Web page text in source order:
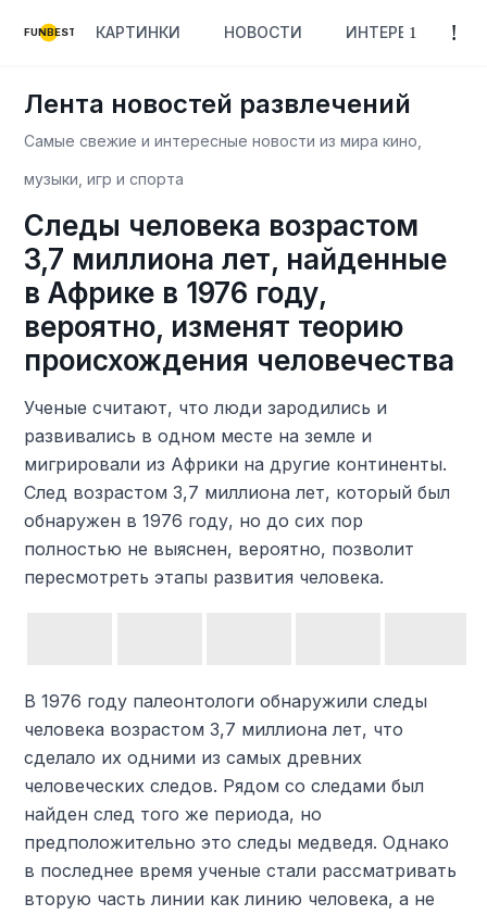
FUNBEST КАРТИНКИ НОВОСТИ ИНТЕРЕСНОЕ
Лента новостей развлечений
Самые свежие и интересные новости из мира кино,
музыки, игр и спорта
Следы человека возрастом
3,7 миллиона лет, найденные
в Африке в 1976 году,
вероятно, изменят теорию
происхождения человечества
Ученые считают, что люди зародились и
развивались в одном месте на земле и
мигрировали из Африки на другие континенты.
След возрастом 3,7 миллиона лет, который был
обнаружен в 1976 году, но до сих пор
полностью не выяснен, вероятно, позволит
пересмотреть этапы развития человека.
В 1976 году палеонтологи обнаружили следы
человека возрастом 3,7 миллиона лет, что
сделало их одними из самых древних
человеческих следов. Рядом со следами был
найден след того же периода, но
предположительно это следы медведя. Однако
в последнее время ученые стали рассматривать
вторую часть линии как линию человека, а не